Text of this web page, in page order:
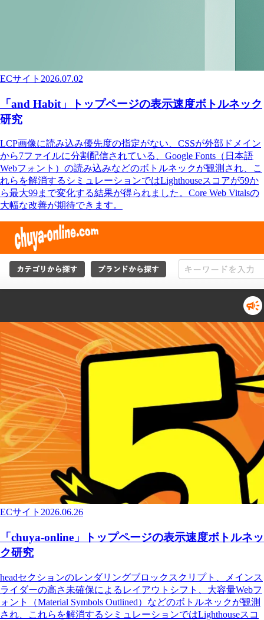
ECサイト 2026.07.02
「and Habit」トップページの表示速度ボトルネック
研究
LCP画像に読み込み優先度の指定がない、CSSが外部ドメイン
から7ファイルに分割配信されている、Google Fonts（日本語
Webフォント）の読み込みなどのボトルネックが観測され、こ
れらを解消するシミュレーションではLighthouseスコアが59か
ら最大99まで変化する結果が得られました。Core Web Vitalsの
大幅な改善が期待できます。
ECサイト 2026.06.26
「chuya-online」トップページの表示速度ボトルネッ
ク研究
headセクションのレンダリングブロックスクリプト、メインス
ライダーの高さ未確保によるレイアウトシフト、大容量Webフ
ォント（Material Symbols Outlined）などのボトルネックが観測
され、これらを解消するシミュレーションではLighthouseスコ